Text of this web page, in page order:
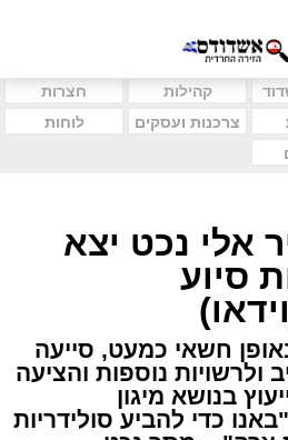
קהילות
חצרות
צרכנות ועסקים
לוחות
אלי נכט יצא
סיוע
חשאי כמעט, סייעה
ולרשויות נוספות והציעה
בנושא מיגון
כדי להביע סולידריות